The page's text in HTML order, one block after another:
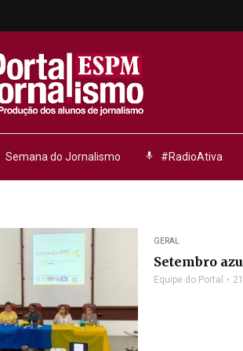
Semana do Jornalismo mic #RadioAtiva
GERAL
Setembro
Equipe do Portal